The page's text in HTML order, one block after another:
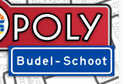
geen groepsavonden doen,
alle kinderen en
hebben we namelijk
MONOPOLY IN SCHOOT!
locatiebepaling aan.– Ga
in Budel-Schoot alle […]